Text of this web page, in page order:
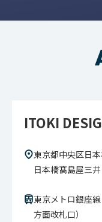
ITOKI
東京都中央区日
日本橋髙島屋三
東京メトロ銀座
方面改札口）